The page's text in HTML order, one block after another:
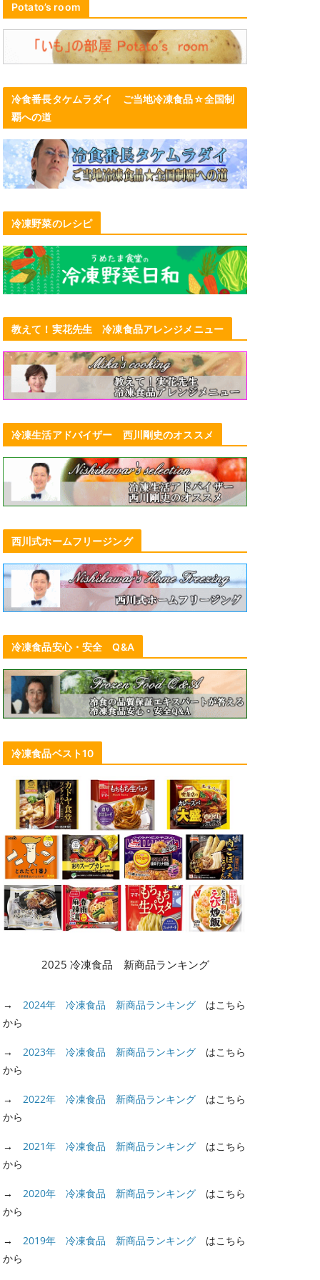
Potato’s room
冷食番長タケムラダイ ご当地冷凍食品☆全国制
覇への道
冷凍野菜のレシピ
教えて！実花先生 冷凍食品アレンジメニュー
冷凍生活アドバイザー 西川剛史のオススメ
西川式ホームフリージング
冷凍食品安心・安全 Q&A
冷凍食品ベスト10
2025 冷凍食品 新商品ランキング
→ 2024年 冷凍食品 新商品ランキング はこちら
から
→ 2023年 冷凍食品 新商品ランキング はこちら
から
→ 2022年 冷凍食品 新商品ランキング はこちら
から
→ 2021年 冷凍食品 新商品ランキング はこちら
から
→ 2020年 冷凍食品 新商品ランキング はこちら
から
→ 2019年 冷凍食品 新商品ランキング はこちら
から